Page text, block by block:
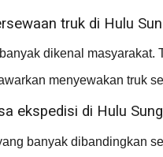
truk di Hulu
dikenal masyarakat.
menyewakan truk
ekspedisi di Hulu
banyak dibandingkan